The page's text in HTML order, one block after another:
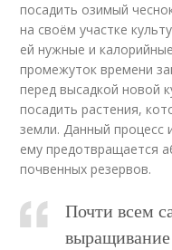
посадить озимый
на своём участке
ей нужные и
промежуток времени
перед высадкой новой
посадить растения,
земли. Данный процесс
ему предотвращается
почвенных резервов.
Почти всем